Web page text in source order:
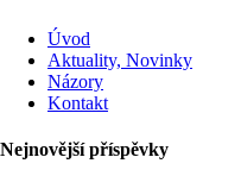
Úvod
Aktuality, Novinky
Názory
Kontakt
Nejnovější příspěvky